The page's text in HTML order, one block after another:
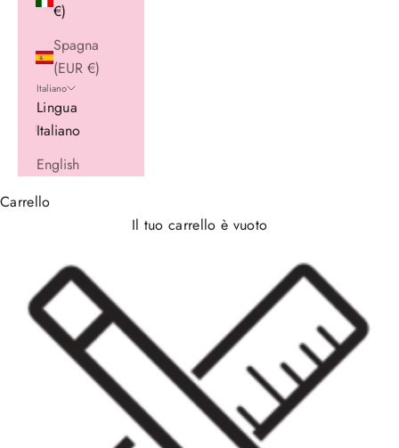
€)
Spagna
(EUR €)
Italiano
Lingua
Italiano
English
Carrello
Il tuo carrello è vuoto